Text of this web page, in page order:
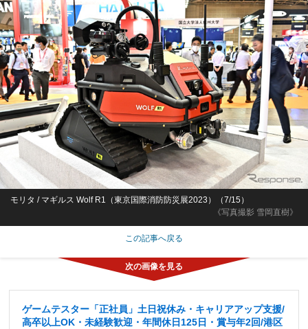
《写真撮影 雪岡直樹》
モリタ / マギルス Wolf R1（東京国際消防防災展2023）（7/15）
この記事へ戻る
ゲームテスター「正社員」土日祝休み・キャリアアップ支援/
高卒以上OK・未経験歓迎・年間休日125日・賞与年2回/港区